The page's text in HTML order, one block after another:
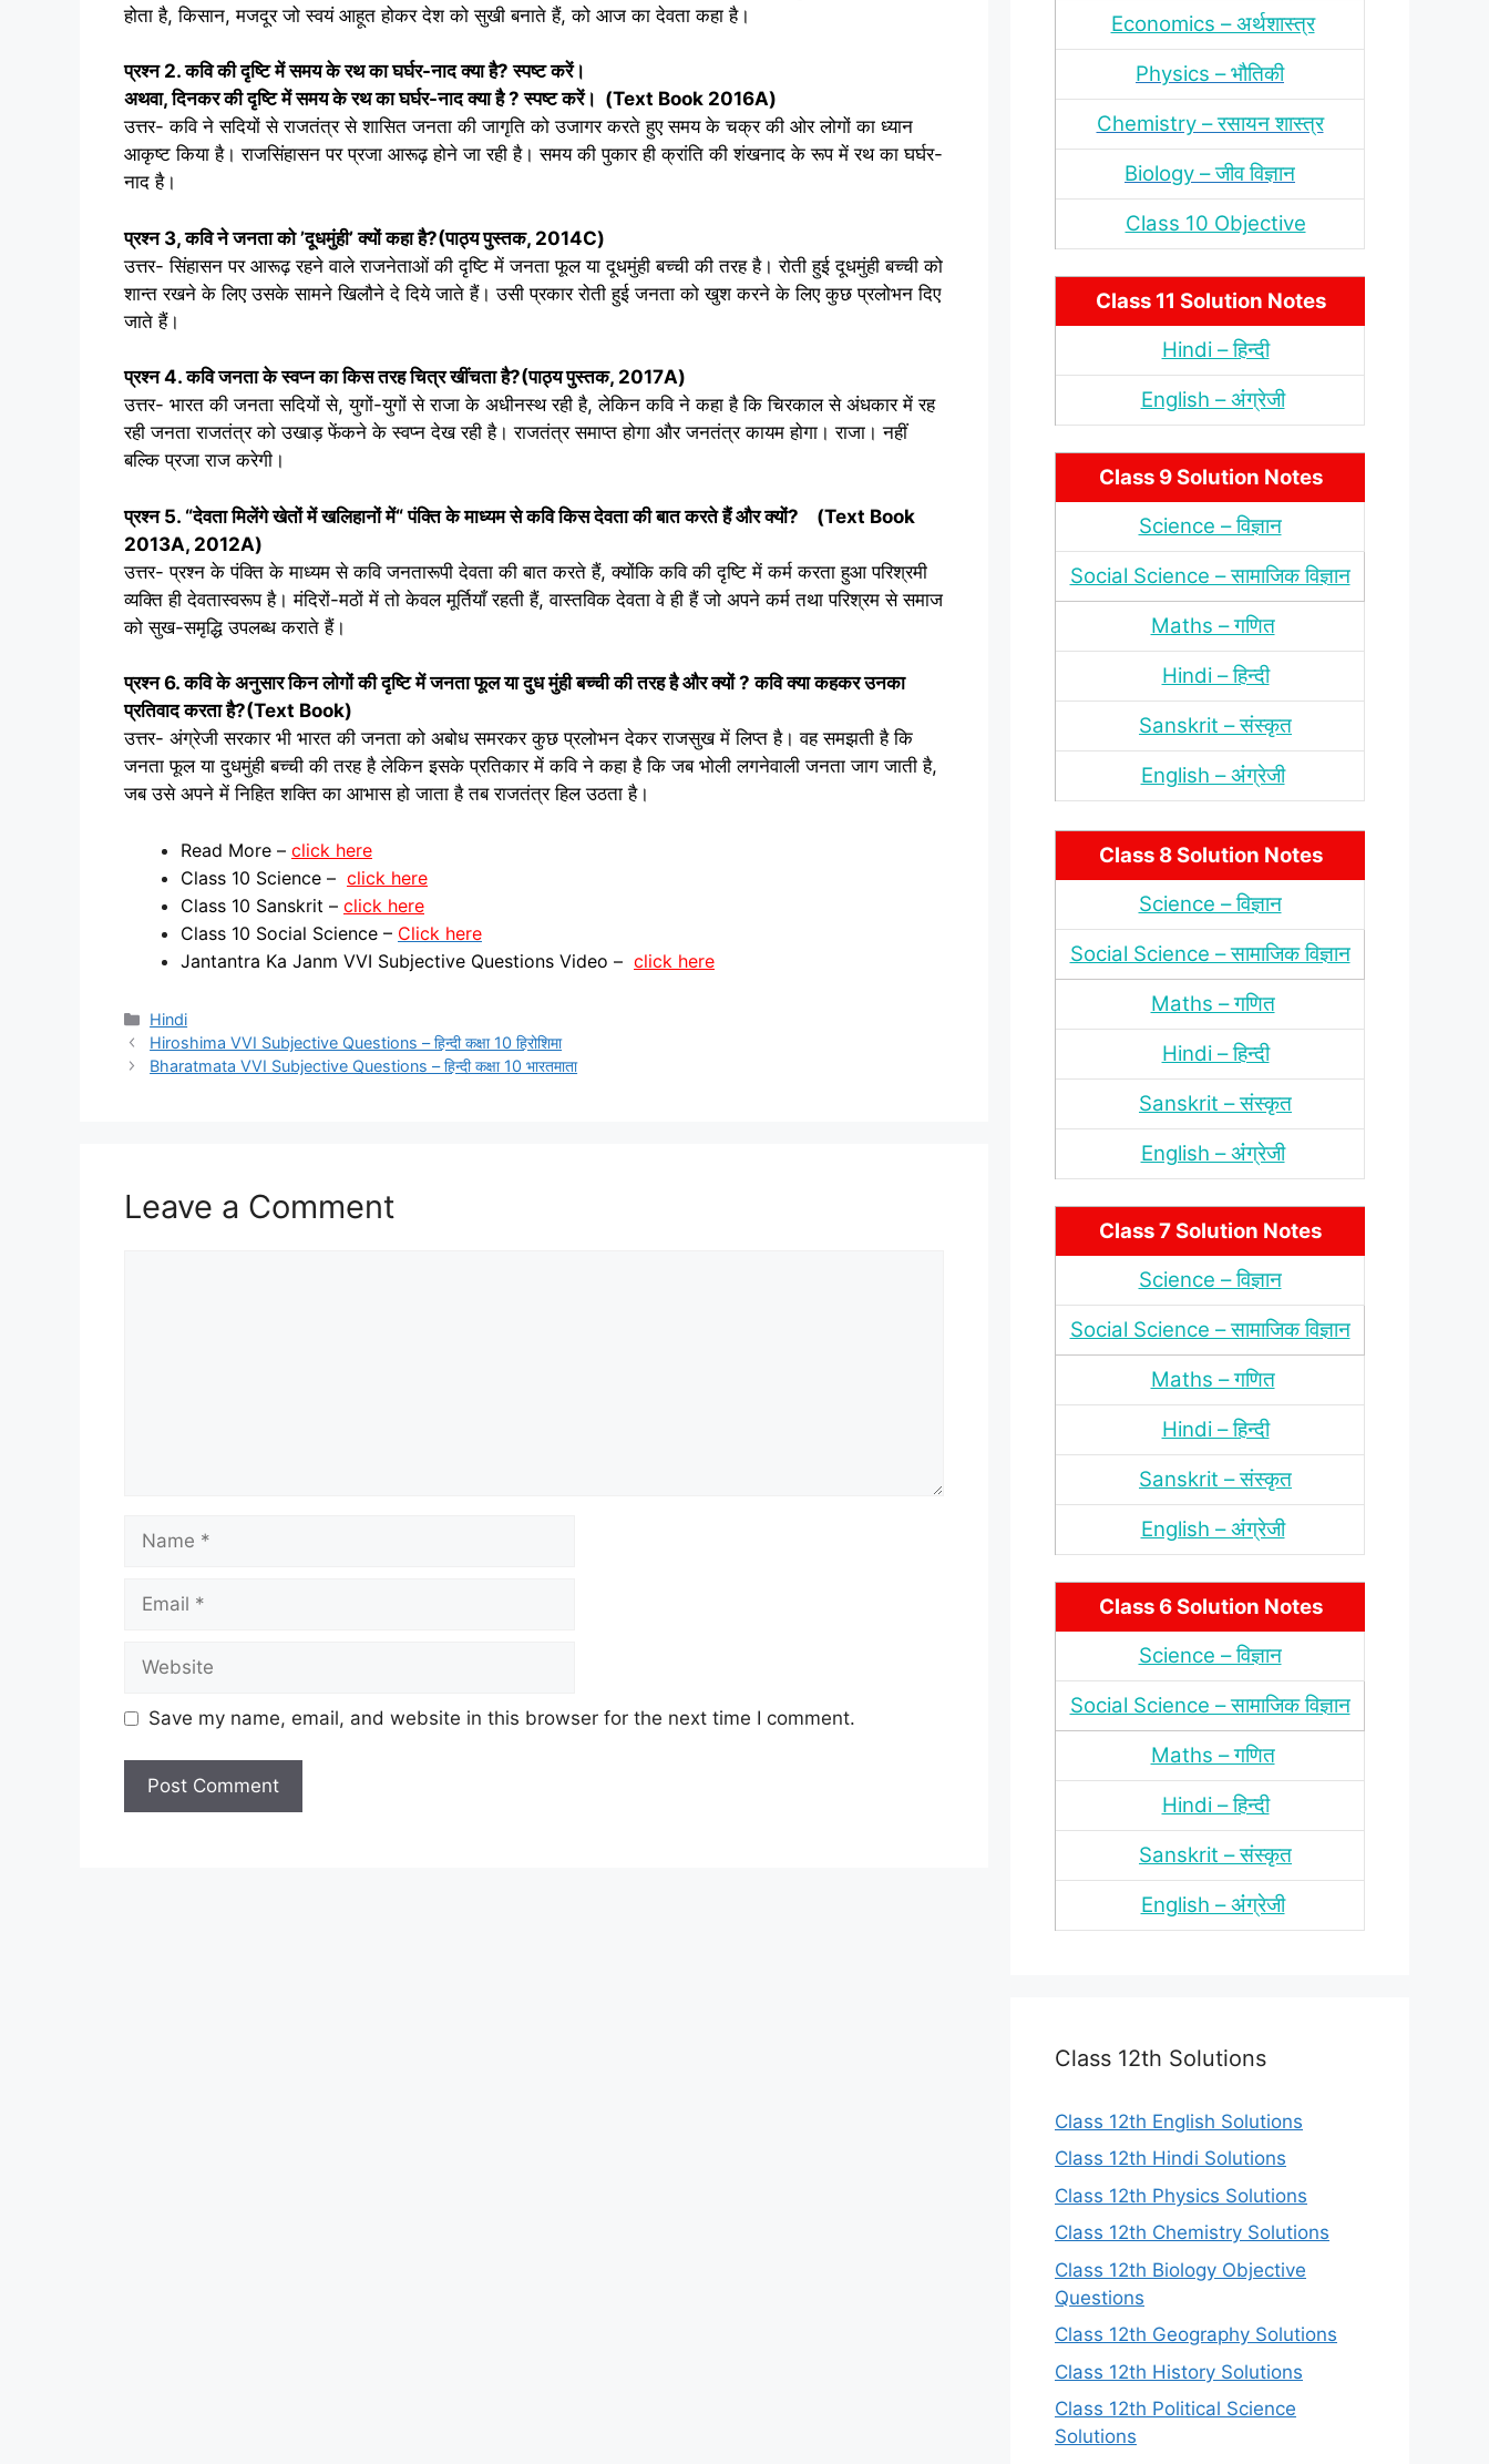
होता है, किसान, मजदूर जो स्वयं आहूत होकर देश को सुखी बनाते हैं, को आज का देवता कहा है।
प्रश्न 2.कवि की दृष्टि में समय के रथ का घर्घर-नाद क्या है?स्पष्ट करें।
अथवा,दिनकर की दृष्टि में समय के रथ का घर्घर-नाद क्या है?स्पष्ट करें। (Text Book 2016A)
उत्तर- कवि ने सदियों से राजतंत्र से शासित जनता की जागृति को उजागर करते हुए समय के चक्र की ओर लोगों का ध्यान
आकृष्ट किया है। राजसिंहासन पर प्रजा आरूढ़ होने जा रही है। समय की पुकार ही क्रांति की शंखनाद के रूप में रथ का घर्घर-
नाद है।
प्रश्न 3,कवि ने जनता को ’दूधमुंही’ क्यों कहा है?(पाठ्य पुस्तक, 2014C)
उत्तर- सिंहासन पर आरूढ़ रहने वाले राजनेताओं की दृष्टि में जनता फूल या दूधमुंही बच्ची की तरह है। रोती हुई दूधमुंही बच्ची को
शान्त रखने के लिए उसके सामने खिलौने दे दिये जाते हैं। उसी प्रकार रोती हुई जनता को खुश करने के लिए कुछ प्रलोभन दिए
जाते हैं।
प्रश्न4.कवि जनता के स्वप्न का किस तरह चित्र खींचता है?(पाठ्य पुस्तक, 2017A)
उत्तर- भारत की जनता सदियों से, युगों-युगों से राजा के अधीनस्थ रही है, लेकिन कवि ने कहा है कि चिरकाल से अंधकार में रह
रही जनता राजतंत्र को उखाड़ फेंकने के स्वप्न देख रही है। राजतंत्र समाप्त होगा और जनतंत्र कायम होगा। राजा। नहीं
बल्कि प्रजा राज करेगी।
प्रश्न 5. “देवता मिलेंगे खेतों में खलिहानों में“ पंक्ति के माध्यम से कवि किस देवता की बात करते हैं और क्यों? (Text Book
2013A, 2012A)
उत्तर- प्रश्न के पंक्ति के माध्यम से कवि जनतारूपी देवता की बात करते हैं, क्योंकि कवि की दृष्टि में कर्म करता हुआ परिश्रमी
व्यक्ति ही देवतास्वरूप है। मंदिरों-मठों में तो केवल मूर्तियाँ रहती हैं, वास्तविक देवता वे ही हैं जो अपने कर्म तथा परिश्रम से समाज
को सुख-समृद्धि उपलब्ध कराते हैं।
प्रश्न6.कवि के अनुसार किन लोगों की दृष्टि में जनता फूल या दुध मुंही बच्ची की तरह है और क्यों?कवि क्या कहकर उनका
प्रतिवाद करता है?(Text Book)
उत्तर- अंग्रेजी सरकार भी भारत की जनता को अबोध समरकर कुछ प्रलोभन देकर राजसुख में लिप्त है। वह समझती है कि
जनता फूल या दुधमुंही बच्ची की तरह है लेकिन इसके प्रतिकार में कवि ने कहा है कि जब भोली लगनेवाली जनता जाग जाती है,
जब उसे अपने में निहित शक्ति का आभास हो जाता है तब राजतंत्र हिल उठता है।
Read More – click here
Class 10 Science – click here
Class 10 Sanskrit – click here
Class 10 Social Science – Click here
Jantantra Ka Janm VVI Subjective Questions Video – click here
Categories
Hindi
Hiroshima VVI Subjective Questions – हिन्‍दी कक्षा 10 हिरोशिमा
Bharatmata VVI Subjective Questions – हिन्‍दी कक्षा 10 भारतमाता
Leave a Comment
Save my name, email, and website in this browser for the next time I comment.
Economics – अर्थशास्‍त्र
Physics – भौतिकी
Chemistry – रसायन शास्‍त्र
Biology – जीव विज्ञान
Class 10 Objective
Class 11 Solution Notes
Hindi – हिन्‍दी
English – अंंग्रेजी
Class 9 Solution Notes
Science – विज्ञान
Social Science – सामाजिक विज्ञान
Maths – गणित
Hindi – हिन्‍दी
Sanskrit – संस्‍कृत
English – अंंग्रेजी
Class 8 Solution Notes
Science – विज्ञान
Social Science – सामाजिक विज्ञान
Maths – गणित
Hindi – हिन्‍दी
Sanskrit – संस्‍कृत
English – अंंग्रेजी
Class 7 Solution Notes
Science – विज्ञान
Social Science – सामाजिक विज्ञान
Maths – गणित
Hindi – हिन्‍दी
Sanskrit – संस्‍कृत
English – अंंग्रेजी
Class 6 Solution Notes
Science – विज्ञान
Social Science – सामाजिक विज्ञान
Maths – गणित
Hindi – हिन्‍दी
Sanskrit – संस्‍कृत
English – अंंग्रेजी
Class 12th Solutions
Class 12th English Solutions
Class 12th Hindi Solutions
Class 12th Physics Solutions
Class 12th Chemistry Solutions
Class 12th Biology Objective
Questions
Class 12th Geography Solutions
Class 12th History Solutions
Class 12th Political Science
Solutions